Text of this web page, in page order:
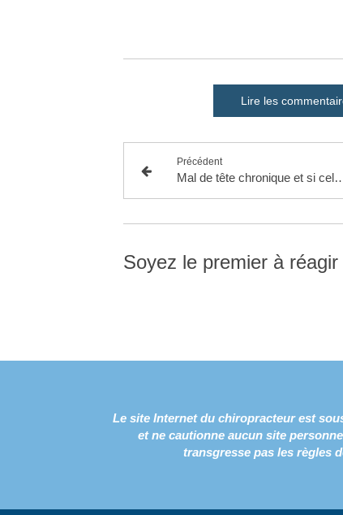
Lire les
Précédent
Mal de tête chronique et si cela
Soyez le premier à réagir
Le site Internet du chiropracteur est
et ne cautionne aucun site
transgresse pas les règles